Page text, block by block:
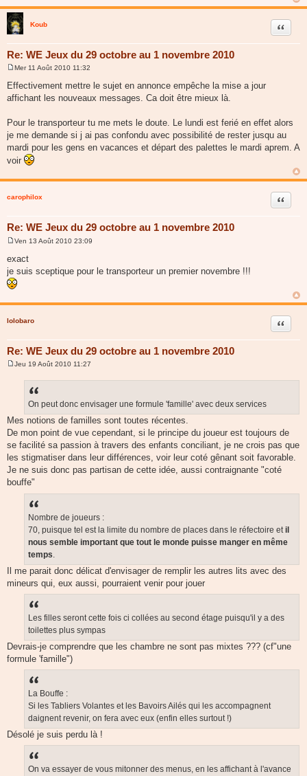
Koub
Re: WE Jeux du 29 octobre au 1 novembre 2010
Citer
e
s
s
e
Mer 11 Août 2010 11:32
Effectivement mettre le sujet en annonce empêche la mise a jour
affichant les nouveaux messages. Ca doit être mieux là.
Pour le transporteur tu me mets le doute. Le lundi est ferié en effet alors
je me demande si j ai pas confondu avec possibilité de rester jusqu au
mardi pour les gens en vacances et départ des palettes le mardi aprem. A
voir
carophilox
Re: WE Jeux du 29 octobre au 1 novembre 2010
Citer
s
s
a
g
Ven 13 Août 2010 23:09
exact
je suis sceptique pour le transporteur un premier novembre !!!
lolobaro
Re: WE Jeux du 29 octobre au 1 novembre 2010
Citer
e
Jeu 19 Août 2010 11:27
On peut donc envisager une formule 'famille' avec deux services
Mes notions de familles sont toutes récentes.
De mon point de vue cependant, si le principe du joueur est toujours de
se facilité sa passion à travers des enfants conciliant, je ne crois pas que
les stigmatiser dans leur différences, voir leur coté gênant soit favorable.
Je ne suis donc pas partisan de cette idée, aussi contraignante "coté
bouffe"
Nombre de joueurs :
70, puisque tel est la limite du nombre de places dans le réfectoire et il
nous semble important que tout le monde puisse manger en même
temps
Il me parait donc délicat d'envisager de remplir les autres lits avec des
mineurs qui, eux aussi, pourraient venir pour jouer
Les filles seront cette fois ci collées au second étage puisqu'il y a des
toilettes plus sympas
Devrais-je comprendre que les chambre ne sont pas mixtes ??? (cf"une
formule 'famille")
La Bouffe :
Si les Tabliers Volantes et les Bavoirs Ailés qui les accompagnent
daignent revenir, on fera avec eux (enfin elles surtout !)
Désolé je suis perdu là !
On va essayer de vous mitonner des menus, en les affichant à l'avance